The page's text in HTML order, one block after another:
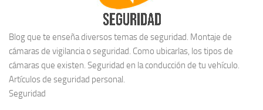
Blog que te enseña diversos temas de seguridad. Montaje de
cámaras de vigilancia o seguridad. Como ubicarlas, los tipos de
cámaras que existen. Seguridad en la conducción de tu vehículo.
Artículos de seguridad personal.
Seguridad